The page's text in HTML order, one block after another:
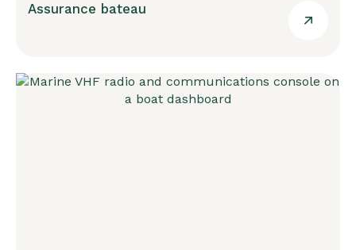
Assurance bateau